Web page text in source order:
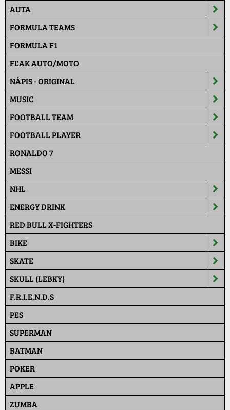
AUTA
FORMULA TEAMS
FORMULA F1
FĽAK AUTO/MOTO
NÁPIS - ORIGINAL
MUSIC
FOOTBALL TEAM
FOOTBALL PLAYER
RONALDO 7
MESSI
NHL
ENERGY DRINK
RED BULL X-FIGHTERS
BIKE
SKATE
SKULL (LEBKY)
F.R.I.E.N.D.S
PES
SUPERMAN
BATMAN
POKER
APPLE
ZUMBA